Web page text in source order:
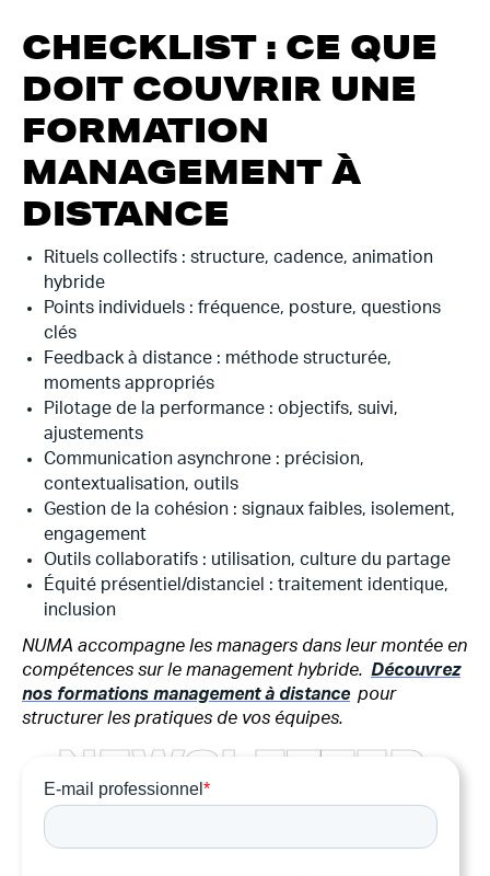
CHECKLIST : CE QUE
DOIT COUVRIR UNE
FORMATION
MANAGEMENT À
DISTANCE
Rituels collectifs : structure, cadence, animation
hybride
Points individuels : fréquence, posture, questions
clés
Feedback à distance : méthode structurée,
moments appropriés
Pilotage de la performance : objectifs, suivi,
ajustements
Communication asynchrone : précision,
contextualisation, outils
Gestion de la cohésion : signaux faibles, isolement,
engagement
Outils collaboratifs : utilisation, culture du partage
Équité présentiel/distanciel : traitement identique,
inclusion
NUMA accompagne les managers dans leur montée en
compétences sur le management hybride. Découvrez
nos formations management à distance pour
structurer les pratiques de vos équipes.
NEWSL ETTER